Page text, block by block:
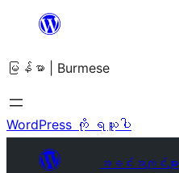
အကြောင်းအရာ
ကျော်သွား
ရန်
မြန်မာ | Burmese
WordPress ကို ရယူပါ
အခင်းအကျင်းများ